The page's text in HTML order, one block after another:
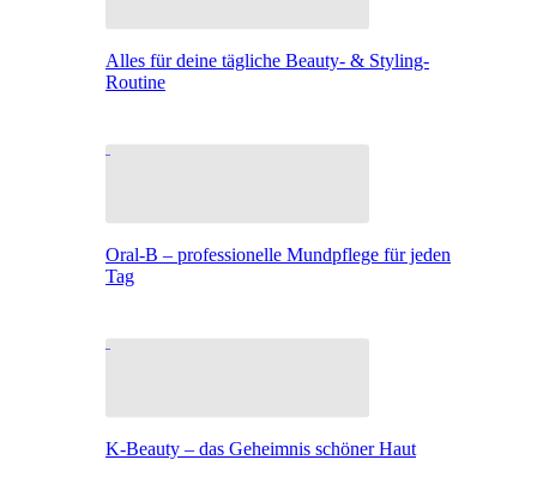
Alles für deine tägliche Beauty- & Styling-
Routine
Oral-B – professionelle Mundpflege für jeden
Tag
K-Beauty – das Geheimnis schöner Haut